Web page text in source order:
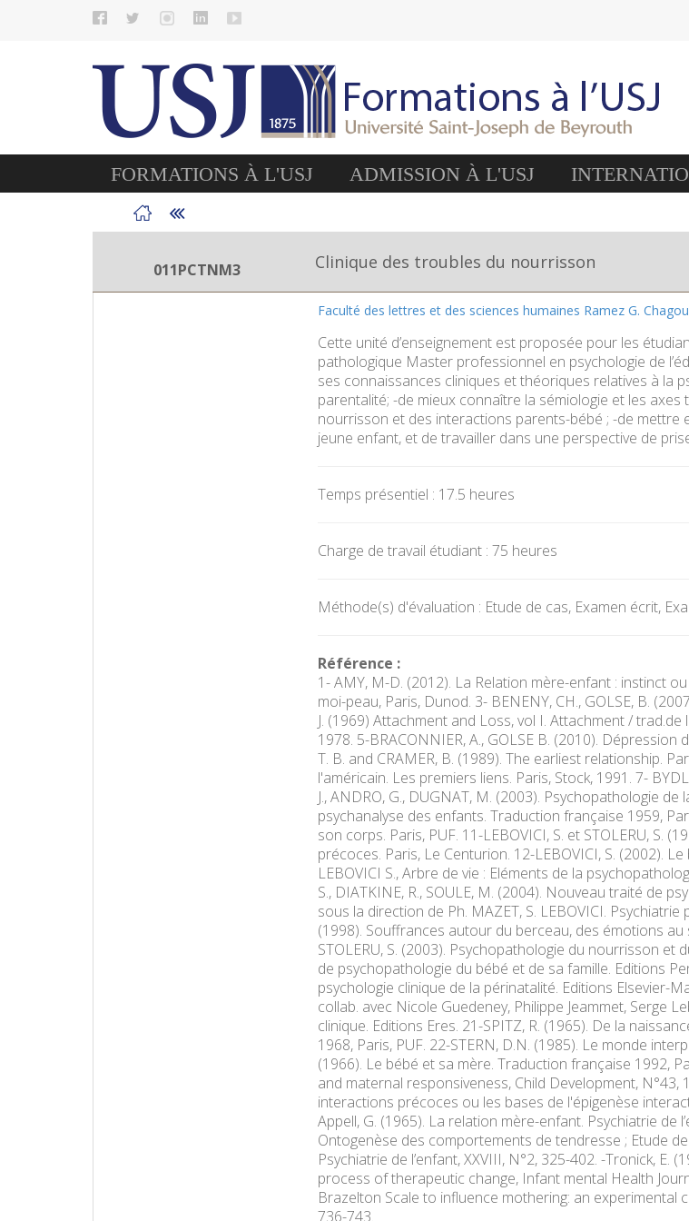
FORMATIONS À L'USJ ADMISSION À L'USJ
011PCTNM3 Clinique des troubles du nourrisson
Faculté des lettres et des sciences humaines Ramez G.
Cette unité d’enseignement est proposée pour les
pathologique Master professionnel en psychologie de
ses connaissances cliniques et théoriques relatives à la
parentalité; -de mieux connaître la sémiologie et les
nourrisson et des interactions parents-bébé ; -de
jeune enfant, et de travailler dans une perspective de
Temps présentiel : 17.5 heures
Charge de travail étudiant : 75 heures
Méthode(s) d'évaluation : Etude de cas, Examen écrit,
Référence :
1- AMY, M-D. (2012). La Relation mère-enfant : instinct
moi-peau, Paris, Dunod. 3- BENENY, CH., GOLSE, B.
J. (1969) Attachment and Loss, vol I. Attachment /
1978. 5-BRACONNIER, A., GOLSE B. (2010).
T. B. and CRAMER, B. (1989). The earliest relationship.
l'américain. Les premiers liens. Paris, Stock, 1991. 7-
J., ANDRO, G., DUGNAT, M. (2003). Psychopathologie
psychanalyse des enfants. Traduction française 1959,
son corps. Paris, PUF. 11-LEBOVICI, S. et STOLERU, S.
précoces. Paris, Le Centurion. 12-LEBOVICI, S. (2002).
LEBOVICI S., Arbre de vie : Eléments de la
S., DIATKINE, R., SOULE, M. (2004). Nouveau traité de
sous la direction de Ph. MAZET, S. LEBOVICI. Psychiatrie
(1998). Souffrances autour du berceau, des émotions
STOLERU, S. (2003). Psychopathologie du nourrisson
de psychopathologie du bébé et de sa famille. Editions
psychologie clinique de la périnatalité. Editions Elsevier-
collab. avec Nicole Guedeney, Philippe Jeammet, Serge
clinique. Editions Eres. 21-SPITZ, R. (1965). De la
1968, Paris, PUF. 22-STERN, D.N. (1985). Le monde
(1966). Le bébé et sa mère. Traduction française 1992,
and maternal responsiveness, Child Development, N°43,
interactions précoces ou les bases de l'épigenèse
Appell, G. (1965). La relation mère-enfant. Psychiatrie de
Ontogenèse des comportements de tendresse ; Etude
Psychiatrie de l’enfant, XXVIII, N°2, 325-402. -Tronick,
process of therapeutic change, Infant mental Health
Brazelton Scale to influence mothering: an experimental
736-743.